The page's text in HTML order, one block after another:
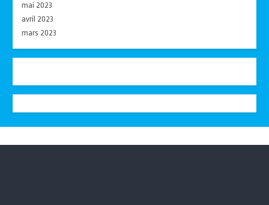
mai 2023
avril 2023
mars 2023